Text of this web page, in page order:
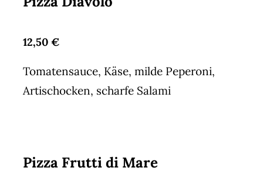
12,50 €
Tomatensauce, Käse, milde Peperoni,
Artischocken, scharfe Salami
Pizza Frutti di Mare